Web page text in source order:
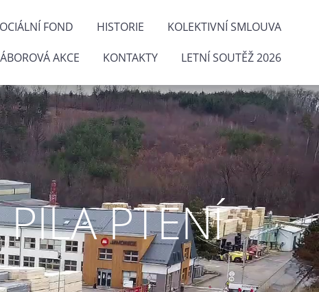
FOND HISTORIE KOLEKTIVNÍ SMLOUVA
AKCE KONTAKTY LETNÍ SOUTĚŽ 2026
PTENÍ